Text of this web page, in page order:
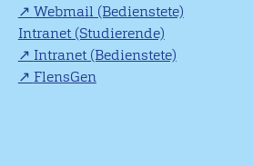
Webmail (Bedienstete)
Intranet (Studierende)
Intranet (Bedienstete)
FlensGen